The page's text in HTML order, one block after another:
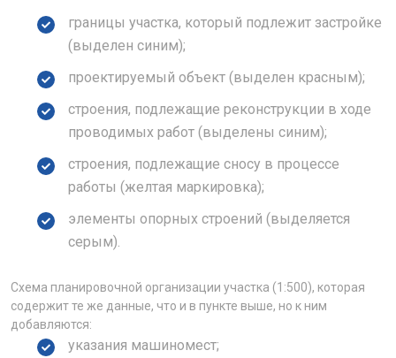
границы участка, который подлежит застройке
(выделен синим);
проектируемый объект (выделен красным);
строения, подлежащие реконструкции в ходе
проводимых работ (выделены синим);
строения, подлежащие сносу в процессе
работы (желтая маркировка);
элементы опорных строений (выделяется
серым).
Схема планировочной организации участка (1:500), которая
содержит те же данные, что и в пункте выше, но к ним
добавляются:
указания машиномест;